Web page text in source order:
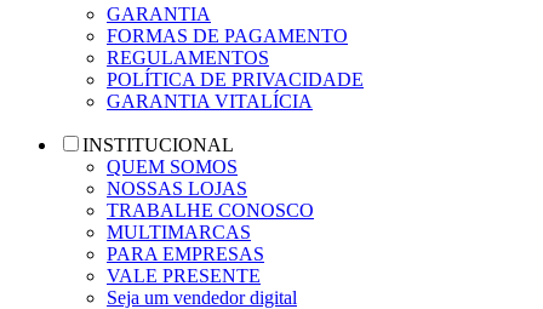
GARANTIA
FORMAS DE PAGAMENTO
REGULAMENTOS
POLÍTICA DE PRIVACIDADE
GARANTIA VITALÍCIA
INSTITUCIONAL
QUEM SOMOS
NOSSAS LOJAS
TRABALHE CONOSCO
MULTIMARCAS
PARA EMPRESAS
VALE PRESENTE
Seja um vendedor digital